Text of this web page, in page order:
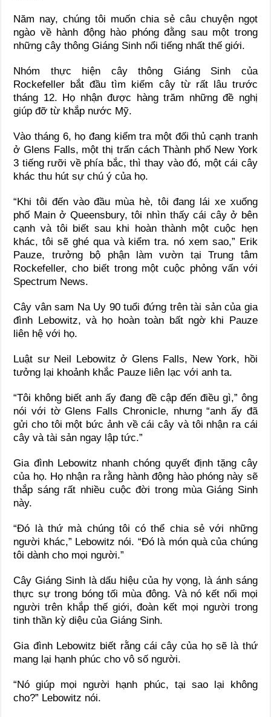
Năm nay, chúng tôi muốn chia sẻ câu chuyện ngọt
ngào về hành động hào phóng đằng sau một trong
những cây thông Giáng Sinh nổi tiếng nhất thế giới.
Nhóm thực hiện cây thông Giáng Sinh của
Rockefeller bắt đầu tìm kiếm cây từ rất lâu trước
tháng 12. Họ nhận được hàng trăm những đề nghị
giúp đỡ từ khắp nước Mỹ.
Vào tháng 6, họ đang kiểm tra một đối thủ cạnh tranh
ở Glens Falls, một thị trấn cách Thành phố New York
3 tiếng rưỡi về phía bắc, thì thay vào đó, một cái cây
khác thu hút sự chú ý của họ.
“Khi tôi đến vào đầu mùa hè, tôi đang lái xe xuống
phố Main ở Queensbury, tôi nhìn thấy cái cây ở bên
cạnh và tôi biết sau khi hoàn thành một cuộc hẹn
khác, tôi sẽ ghé qua và kiểm tra. nó xem sao,” Erik
Pauze, trưởng bộ phận làm vườn tại Trung tâm
Rockefeller, cho biết trong một cuộc phỏng vấn với
Spectrum News.
Cây vân sam Na Uy 90 tuổi đứng trên tài sản của gia
đình Lebowitz, và họ hoàn toàn bất ngờ khi Pauze
liên hệ với họ.
Luật sư Neil Lebowitz ở Glens Falls, New York, hồi
tưởng lại khoảnh khắc Pauze liên lạc với anh ta.
“Tôi không biết anh ấy đang đề cập đến điều gì,” ông
nói với tờ Glens Falls Chronicle, nhưng “anh ấy đã
gửi cho tôi một bức ảnh về cái cây và tôi nhận ra cái
cây và tài sản ngay lập tức.”
Gia đình Lebowitz nhanh chóng quyết định tặng cây
của họ. Họ nhận ra rằng hành động hào phóng này sẽ
thắp sáng rất nhiều cuộc đời trong mùa Giáng Sinh
này.
“Đó là thứ mà chúng tôi có thể chia sẻ với những
người khác,” Lebowitz nói. “Đó là món quà của chúng
tôi dành cho mọi người.”
Cây Giáng Sinh là dấu hiệu của hy vọng, là ánh sáng
thực sự trong bóng tối mùa đông. Và nó kết nối mọi
người trên khắp thế giới, đoàn kết mọi người trong
tinh thần kỳ diệu của Giáng Sinh.
Gia đình Lebowitz biết rằng cái cây của họ sẽ là thứ
mang lại hạnh phúc cho vô số người.
“Nó giúp mọi người hạnh phúc, tại sao lại không
cho?” Lebowitz nói.